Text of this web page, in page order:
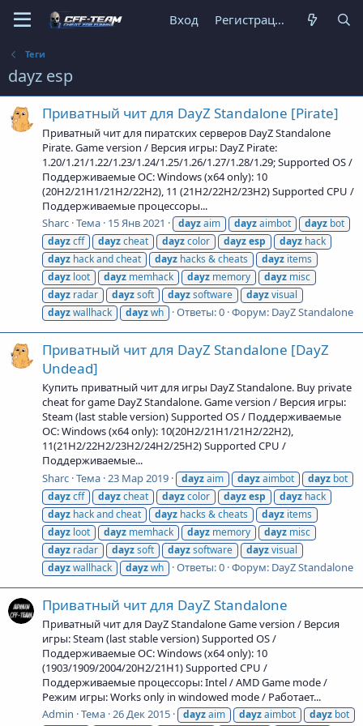
Вход Регистрация
Теги
dayz esp
Приватный чит для DayZ Standalone [Pirate]
Приватный чит для пиратских серверов DayZ Standalone
Pirate. Game version / Версия игры: DayZ Pirate:
1.20/1.21/1.22/1.23/1.24/1.25/1.26/1.27/1.28/1.29; Supported OS /
Поддерживаемые ОС: Windows (x64 only): 10
(20H2/21H1/21H2/22H2), 11 (21H2/22H2/23H2) Supported CPU /
Поддерживаемые процессоры...
Sharc Тема 15 Янв 2021 dayzaim dayzaimbot dayz bot
dayzcff dayzcheat dayzcolor dayzesp dayz hack
dayz hack and cheat dayz hacks & cheats dayz items
dayz loot dayz memhack dayz memory dayz misc
dayz radar dayzsoft dayzsoftware dayzvisual
dayzwallhack dayzwh Ответы: 0 Форум: DayZ Standalone
Приватный чит для DayZ Standalone [DayZ
Undead]
Купить приватный чит для игры DayZ Standalone. Buy private
cheat for game DayZ Standalone. Game version / Версия игры:
Steam (last stable version) Supported OS / Поддерживаемые
ОС: Windows (x64 only): 10(20H2/21H1/21H2/22H2),
11(21H2/22H2/23H2/24H2/25H2) Supported CPU /
Поддерживаемые...
Sharc Тема 23 Мар 2019 dayzaim dayzaimbot dayz bot
dayzcff dayzcheat dayzcolor dayzesp dayz hack
dayz hack and cheat dayz hacks & cheats dayz items
dayz loot dayz memhack dayz memory dayz misc
dayz radar dayzsoft dayzsoftware dayzvisual
dayzwallhack dayzwh Ответы: 0 Форум: DayZ Standalone
Приватный чит для DayZ Standalone
Приватный чит для DayZ Standalone Game version / Версия
игры: Steam (last stable version) Supported OS /
Поддерживаемые ОС: Windows (x64 only): 10
(1903/1909/2004/20H2/21H1) Supported CPU /
Поддерживаемые процессоры: Intel / AMD Game mode /
Режим игры: Works only in windowed mode / Работает...
Admin Тема 26 Дек 2015 dayzaim dayzaimbot dayz bot